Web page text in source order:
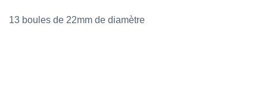
13 boules de 22mm de diamètre